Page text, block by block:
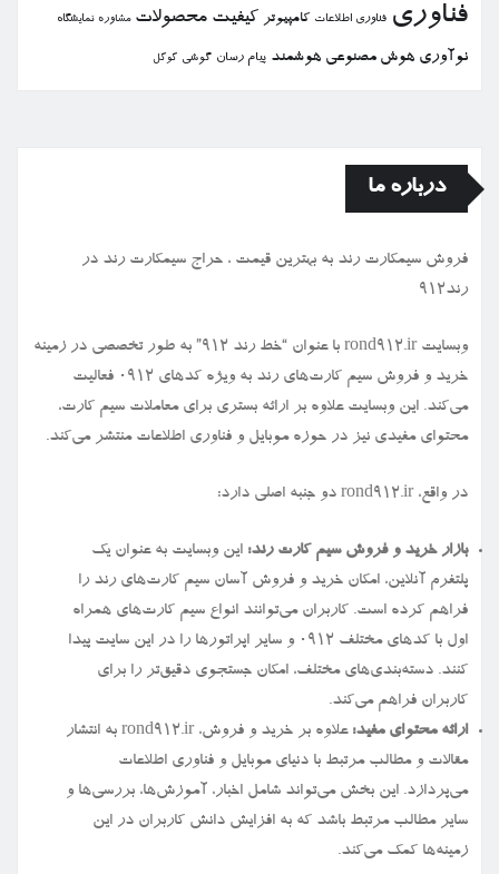
فناوری فناوری اطلاعات كامپیوتر كیفیت محصولات مشاوره نمایشگاه
نوآوری هوش مصنوعی هوشمند پیام رسان گوشی گوگل
درباره ما
فروش سیمكارت رند به بهترین قیمت ، حراج سیمكارت رند در
رند912
وبسایت rond912.ir با عنوان “خط رند ۹۱۲” به طور تخصصی در زمینه
خرید و فروش سیم کارت‌های رند به ویژه کدهای ۰۹۱۲ فعالیت
می‌کند. این وبسایت علاوه بر ارائه بستری برای معاملات سیم کارت،
محتوای مفیدی نیز در حوزه موبایل و فناوری اطلاعات منتشر می‌کند.
در واقع، rond912.ir دو جنبه اصلی دارد:
بازار خرید و فروش سیم کارت رند: این وبسایت به عنوان یک
پلتفرم آنلاین، امکان خرید و فروش آسان سیم کارت‌های رند را
فراهم کرده است. کاربران می‌توانند انواع سیم کارت‌های همراه
اول با کدهای مختلف ۰۹۱۲ و سایر اپراتورها را در این سایت پیدا
کنند. دسته‌بندی‌های مختلف، امکان جستجوی دقیق‌تر را برای
کاربران فراهم می‌کند.
ارائه محتوای مفید:
علاوه بر خرید و فروش، rond912.ir به انتشار
مقالات و مطالب مرتبط با دنیای موبایل و فناوری اطلاعات
می‌پردازد. این بخش می‌تواند شامل اخبار، آموزش‌ها، بررسی‌ها و
سایر مطالب مرتبط باشد که به افزایش دانش کاربران در این
زمینه‌ها کمک می‌کند.